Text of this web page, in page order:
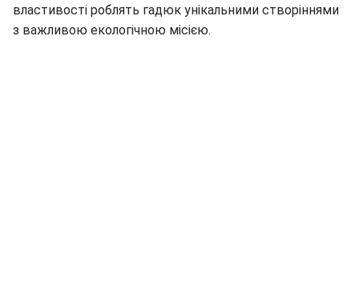
властивості роблять гадюк унікальними створіннями
з важливою екологічною місією.